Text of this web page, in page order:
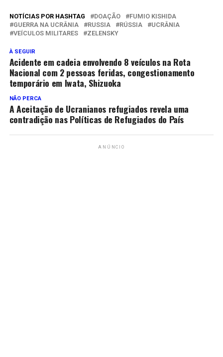
NOTÍCIAS POR HASHTAG DOAÇÃO
FUMIO KISHIDA
GUERRA NA UCRÂNIA
RUSSIA RÚSSIA
UCRÂNIA
VEÍCULOS MILITARES
ZELENSKY
À SEGUIR
Acidente em cadeia envolvendo 8 veículos na Rota
Nacional com 2 pessoas feridas, congestionamento
temporário em Iwata, Shizuoka
NÃO PERCA
A Aceitação de Ucranianos refugiados revela uma
contradição nas Políticas de Refugiados do País
ANÚNCIO